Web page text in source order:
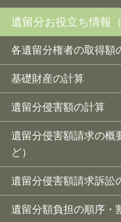
遺留分お役立ち情報
各遺留分権者の取得額
基礎財産の計算
遺留分侵害額の計算
遺留分侵害額請求の概
ど）
遺留分侵害額請求訴訟
遺留分額負担の順序・